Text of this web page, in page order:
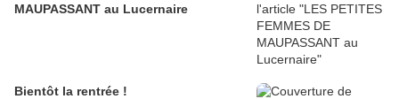
MAUPASSANT au Lucernaire
Bientôt la rentrée !